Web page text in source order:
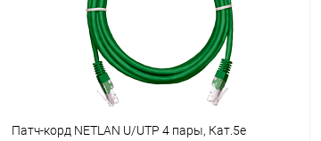
Патч-корд NETLAN U/UTP 4 пары, Кат.5е